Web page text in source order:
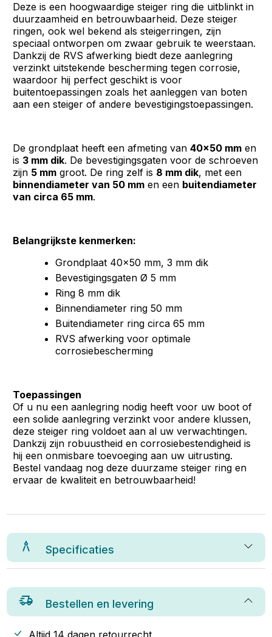
Deze is een hoogwaardige steiger ring die uitblinkt in
duurzaamheid en betrouwbaarheid. Deze steiger
ringen, ook wel bekend als steigerringen, zijn
speciaal ontworpen om zwaar gebruik te weerstaan.
Dankzij de RVS afwerking biedt deze aanlegring
verzinkt uitstekende bescherming tegen corrosie,
waardoor hij perfect geschikt is voor
buitentoepassingen zoals het aanleggen van boten
aan een steiger of andere bevestigingstoepassingen.
De grondplaat heeft een afmeting van40x50 mm en
is 3 mm dik. De bevestigingsgaten voor de schroeven
zijn 5 mm groot. De ring zelf is 8 mm dik, met een
binnendiameter van 50 mm en een buitendiameter
van circa 65 mm.
Belangrijkste kenmerken:
Grondplaat 40x50 mm, 3 mm dik
Bevestigingsgaten Ø 5 mm
Ring 8 mm dik
Binnendiameter ring 50 mm
Buitendiameter ring circa 65 mm
RVS afwerking voor optimale
corrosiebescherming
Toepassingen
Of u nu een aanlegring nodig heeft voor uw boot of
een solide aanlegring verzinkt voor andere klussen,
deze steiger ring voldoet aan al uw verwachtingen.
Dankzij zijn robuustheid en corrosiebestendigheid is
hij een onmisbare toevoeging aan uw uitrusting.
Bestel vandaag nog deze duurzame steiger ring en
ervaar de kwaliteit en betrouwbaarheid!
Specificaties
Bestellen en levering
Altijd 14 dagen retourrecht